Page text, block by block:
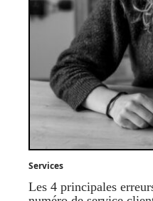
Services
Les 4 principales